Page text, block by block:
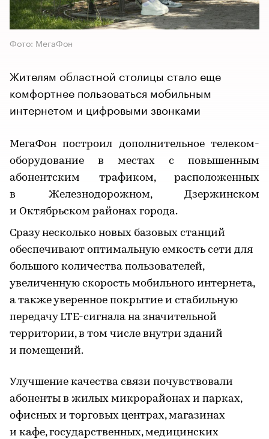
Фото: МегаФон
Жителям областной столицы стало еще
комфортнее пользоваться мобильным
интернетом и цифровыми звонками
МегаФон построил дополнительное телеком-
оборудование в местах с повышенным
абонентским трафиком, расположенных
в Железнодорожном, Дзержинском
и Октябрьском районах города.
Сразу несколько новых базовых станций
обеспечивают оптимальную емкость сети для
большого количества пользователей,
увеличенную скорость мобильного интернета,
а также уверенное покрытие и стабильную
передачу LTE-сигнала на значительной
территории, в том числе внутри зданий
и помещений.
Улучшение качества связи почувствовали
абоненты в жилых микрорайонах и парках,
офисных и торговых центрах, магазинах
и кафе, государственных, медицинских